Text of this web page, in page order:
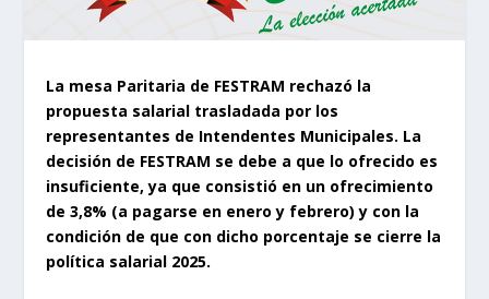
La mesa Paritaria de FESTRAM rechazó la
propuesta salarial trasladada por los
representantes de Intendentes Municipales. La
decisión de FESTRAM se debe a que lo ofrecido es
insuficiente, ya que consistió en un ofrecimiento
de 3,8% (a pagarse en enero y febrero) y con la
condición de que con dicho porcentaje se cierre la
política salarial 2025.